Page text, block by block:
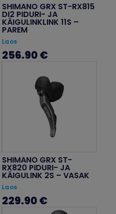
SHIMANO GRX ST-RX815
DI2 PIDURI- JA
KÄIGULINKLINK 11S –
PAREM
Laos
256.90 €
SHIMANO GRX ST-
RX820 PIDURI- JA
KÄIGULINK 2S – VASAK
Laos
229.90 €